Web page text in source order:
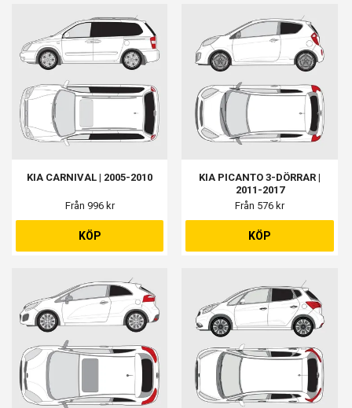
KIA CARNIVAL | 2005-2010
Från 996 kr
KÖP
KIA PICANTO 3-DÖRRAR |
2011-2017
Från 576 kr
KÖP